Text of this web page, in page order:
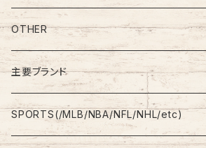
S/L Tee
Polo Shirt
Shirt
L/S
Sweatshirt
Jeans/Denim
Work Pants
Shorts
OTHER
主要ブランド
adidas
SPORTS(/MLB/NBA/NFL/NHL/etc)